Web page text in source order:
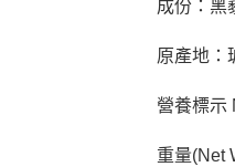
成份：黑
原產地：
營養標示
重量(Net